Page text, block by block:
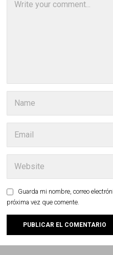
Guarda mi nombre, correo
próxima vez que comente.